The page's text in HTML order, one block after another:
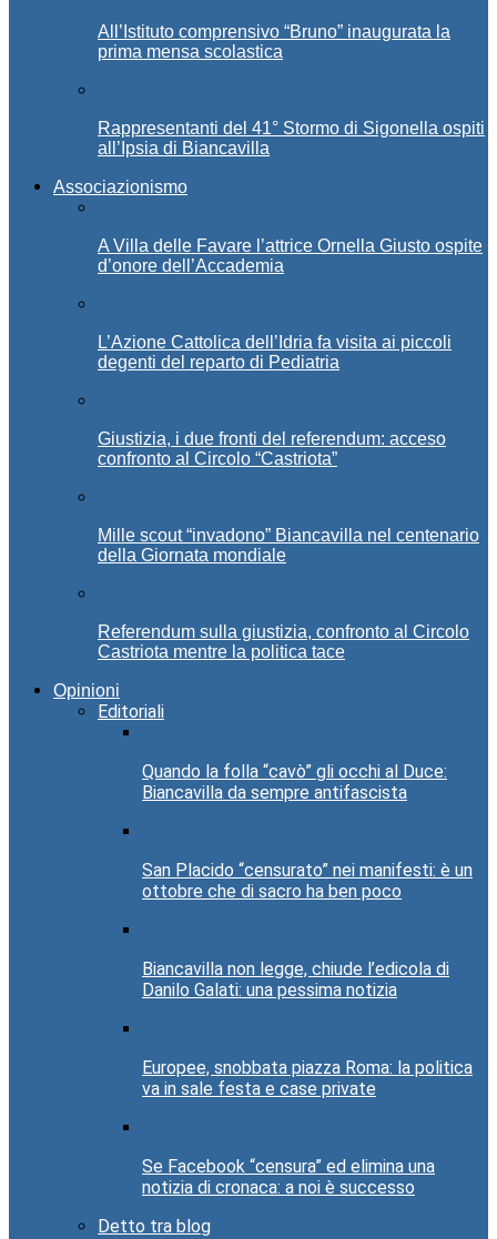
All’Istituto comprensivo “Bruno” inaugurata la
prima mensa scolastica
Rappresentanti del 41° Stormo di Sigonella ospiti
all’Ipsia di Biancavilla
Associazionismo
A Villa delle Favare l’attrice Ornella Giusto ospite
d’onore dell’Accademia
L’Azione Cattolica dell’Idria fa visita ai piccoli
degenti del reparto di Pediatria
Giustizia, i due fronti del referendum: acceso
confronto al Circolo “Castriota”
Mille scout “invadono” Biancavilla nel centenario
della Giornata mondiale
Referendum sulla giustizia, confronto al Circolo
Castriota mentre la politica tace
Opinioni
Editoriali
Quando la folla “cavò” gli occhi al Duce:
Biancavilla da sempre antifascista
San Placido “censurato” nei manifesti: è un
ottobre che di sacro ha ben poco
Biancavilla non legge, chiude l’edicola di
Danilo Galati: una pessima notizia
Europee, snobbata piazza Roma: la politica
va in sale festa e case private
Se Facebook “censura” ed elimina una
notizia di cronaca: a noi è successo
Detto tra blog